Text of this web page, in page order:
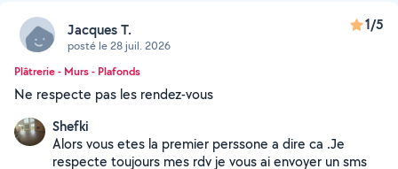
Jacques T.
posté le 28 juil. 2026
1/5
Plâtrerie - Murs - Plafonds
Ne respecte pas les rendez-vous
Shefki
Alors vous etes la premier perssone a dire ca .Je
respecte toujours mes rdv je vous ai envoyer un sms